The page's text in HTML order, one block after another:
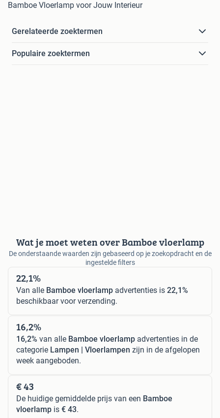
Bamboe Vloerlamp voor Jouw Interieur
Gerelateerde zoektermen
Populaire zoektermen
Wat je moet weten over Bamboe vloerlamp
De onderstaande waarden zijn gebaseerd op je zoekopdracht en de
ingestelde filters
22,1%
Van alle Bamboe vloerlamp advertenties is 22,1%
beschikbaar voor verzending.
16,2%
16,2% van alle Bamboe vloerlamp advertenties in de
categorie Lampen | Vloerlampen zijn in de afgelopen
week aangeboden.
€ 43
De huidige gemiddelde prijs van een Bamboe
vloerlamp is € 43.